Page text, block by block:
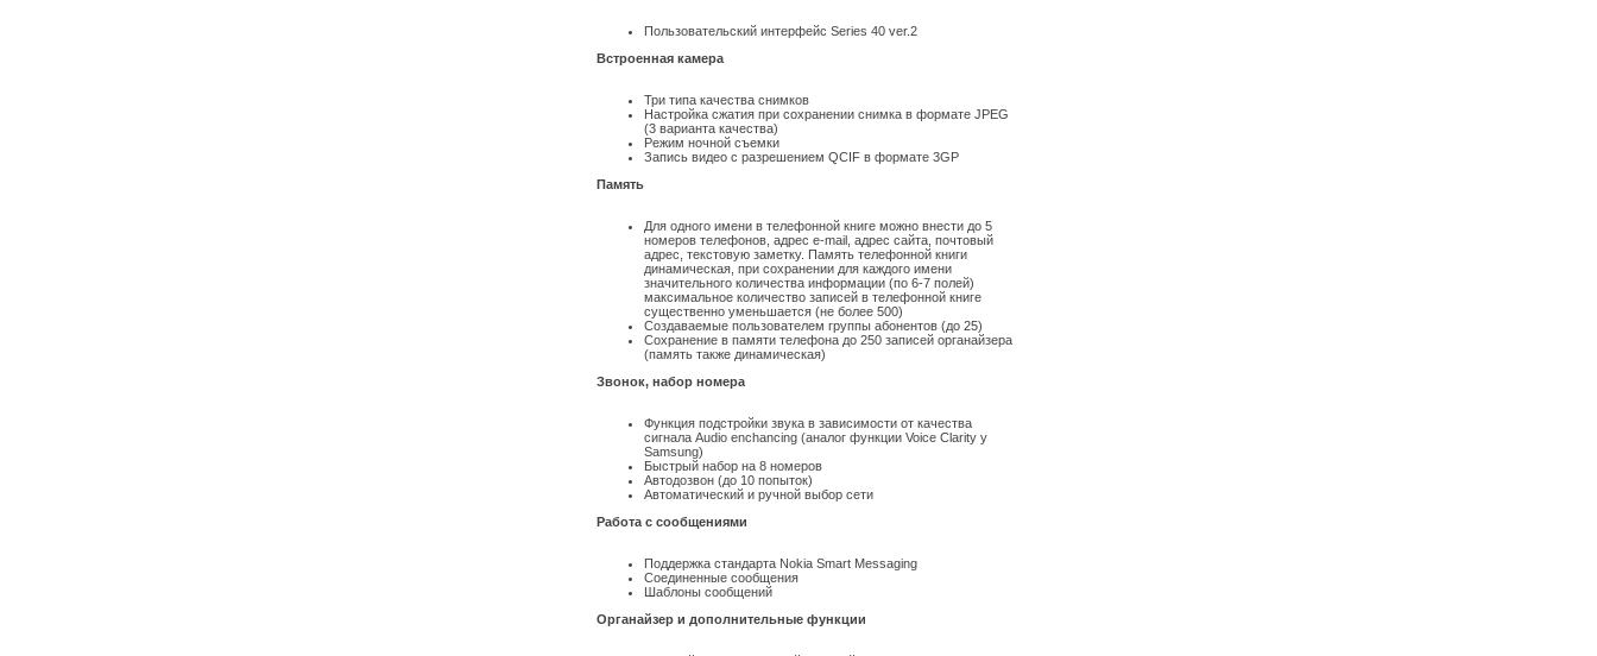
Пользовательский интерфейс Series 40 ver.2
Встроенная камера
Три типа качества снимков
Настройка сжатия при сохранении снимка в формате JPEG
(3 варианта качества)
Режим ночной съемки
Запись видео с разрешением QCIF в формате 3GP
Память
Для одного имени в телефонной книге можно внести до 5
номеров телефонов, адрес e-mail, адрес сайта, почтовый
адрес, текстовую заметку. Память телефонной книги
динамическая, при сохранении для каждого имени
значительного количества информации (по 6-7 полей)
максимальное количество записей в телефонной книге
существенно уменьшается (не более 500)
Создаваемые пользователем группы абонентов (до 25)
Сохранение в памяти телефона до 250 записей органайзера
(память также динамическая)
Звонок, набор номера
Функция подстройки звука в зависимости от качества
сигнала Audio enchancing (аналог функции Voice Clarity у
Samsung)
Быстрый набор на 8 номеров
Автодозвон (до 10 попыток)
Автоматический и ручной выбор сети
Работа с сообщениями
Поддержка стандарта Nokia Smart Messaging
Соединенные сообщения
Шаблоны сообщений
Органайзер и дополнительные функции